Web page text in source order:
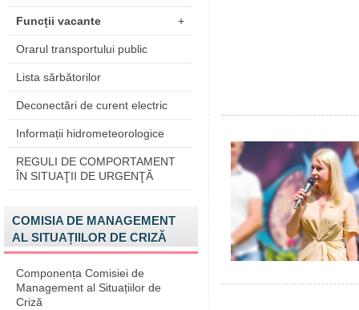
Funcții vacante +
Orarul transportului public
Lista sărbătorilor
Deconectări de curent electric
Informații hidrometeorologice
REGULI DE COMPORTAMENT
ÎN SITUAŢII DE URGENŢĂ
COMISIA DE MANAGEMENT
AL SITUAȚIILOR DE CRIZĂ
Componența Comisiei de
Management al Situațiilor de
Criză